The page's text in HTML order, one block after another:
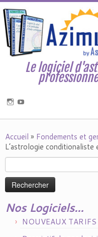
Le logiciel
Accueil » Fondements et
L’astrologie conditionaliste
Nos Logiciels…
NOUVEAUX TARIFS